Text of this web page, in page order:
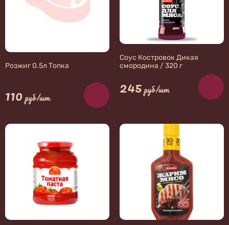
Розжиг 0.5л Топка
110 руб/шт
Соус Костровок Дикая
смородина / 320 г
245 руб/шт